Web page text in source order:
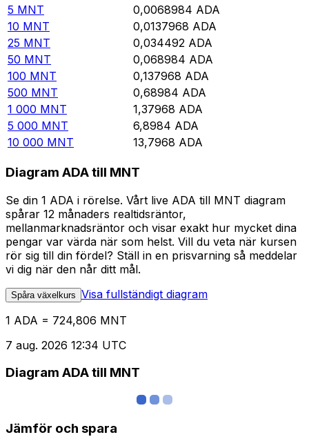
5 MNT 0,0068984 ADA
10 MNT 0,0137968 ADA
25 MNT 0,034492 ADA
50 MNT 0,068984 ADA
100 MNT 0,137968 ADA
500 MNT 0,68984 ADA
1 000 MNT 1,37968 ADA
5 000 MNT 6,8984 ADA
10 000 MNT 13,7968 ADA
Diagram ADA till MNT
Se din 1 ADA i rörelse. Vårt live ADA till MNT diagram
spårar 12 månaders realtidsräntor,
mellanmarknadsräntor och visar exakt hur mycket dina
pengar var värda när som helst. Vill du veta när kursen
rör sig till din fördel? Ställ in en prisvarning så meddelar
vi dig när den når ditt mål.
Spåra växelkurs Visa fullständigt diagram
1 ADA = 724,806 MNT
7 aug. 2026 12:34 UTC
Diagram ADA till MNT
Jämför och spara